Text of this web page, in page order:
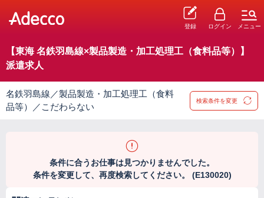
登録 ログイン メニュー
【東海 名鉄羽島線×製品製造・加工処理工（食料品等）】
派遣求人
名鉄羽島線／製品製造・加工処理工（食料
品等）／こだわらない
検索条件を変更
条件に合うお仕事は見つかりませんでした。
条件を変更して、再度検索してください。 (E130020)